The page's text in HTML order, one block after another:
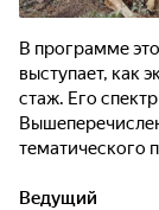
В программе
выступает, как
стаж. Его
тематического
Ведущий